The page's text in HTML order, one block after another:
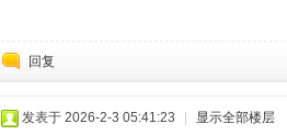
回复
发表于 2026-2-3 05:41:23 显示全部楼层